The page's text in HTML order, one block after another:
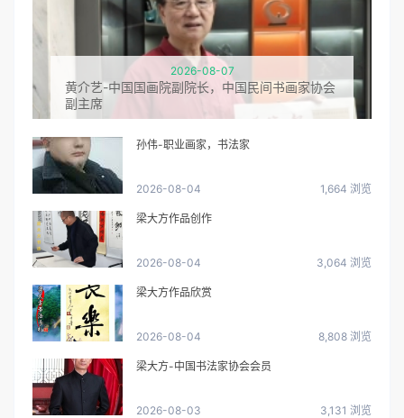
2026-08-07
黄介艺-中国国画院副院长，中国民间书画家协会
副主席
孙伟-职业画家，书法家
2026-08-04 1,664 浏览
梁大方作品创作
2026-08-04 3,064 浏览
梁大方作品欣赏
2026-08-04 8,808 浏览
梁大方-中国书法家协会会员
2026-08-03 3,131 浏览